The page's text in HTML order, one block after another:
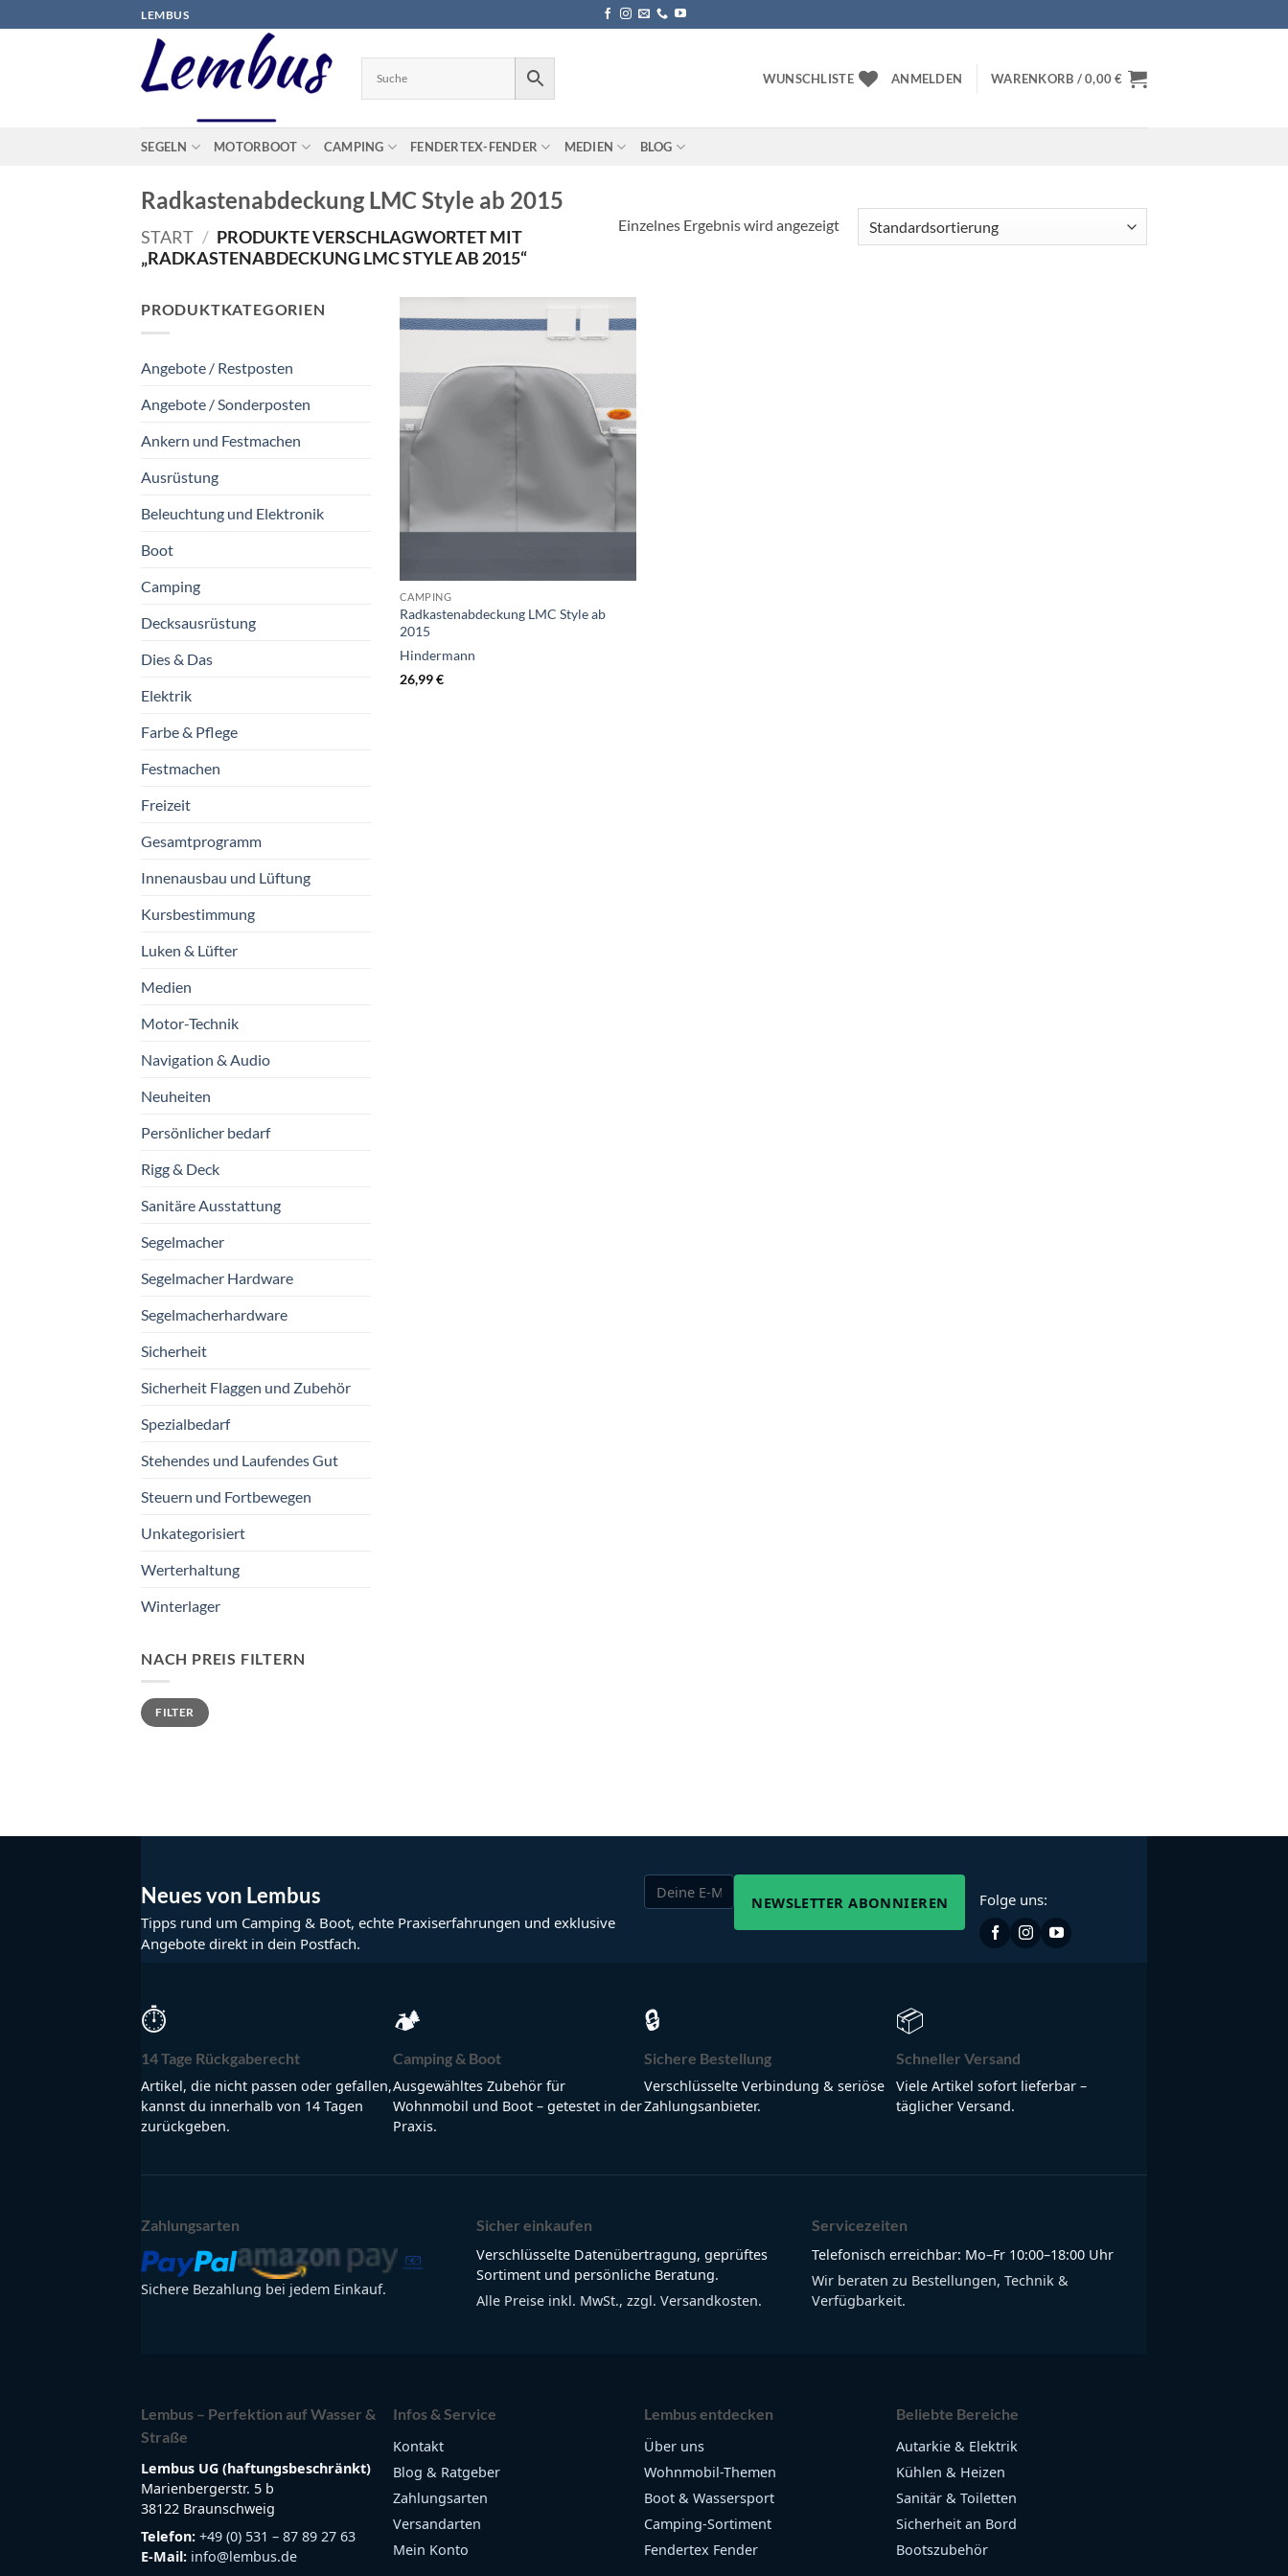
Inhalt
LEMBUS
WUNSCHLISTE ANMELDEN WARENKORB /0,00€
SEGELN MOTORBOOT CAMPING FENDERTEX-FENDER MEDIEN BLOG
Radkastenabdeckung LMC Style ab 2015
START / PRODUKTE VERSCHLAGWORTET MIT
„RADKASTENABDECKUNG LMC STYLE AB 2015“
Einzelnes Ergebnis wird angezeigt
PRODUKTKATEGORIEN
Angebote / Restposten
Angebote / Sonderposten
Ankern und Festmachen
Ausrüstung
Beleuchtung und Elektronik
Boot
Camping
Decksausrüstung
Dies & Das
Elektrik
Farbe & Pflege
Festmachen
Freizeit
Gesamtprogramm
Innenausbau und Lüftung
Kursbestimmung
Luken & Lüfter
Medien
Motor-Technik
Navigation & Audio
Neuheiten
Persönlicher bedarf
Rigg & Deck
Sanitäre Ausstattung
Segelmacher
Segelmacher Hardware
Segelmacherhardware
Sicherheit
Sicherheit Flaggen und Zubehör
Spezialbedarf
Stehendes und Laufendes Gut
Steuern und Fortbewegen
Unkategorisiert
Werterhaltung
Winterlager
NACH PREIS FILTERN
Min.
Preis
Max.
PreisFILTER
CAMPING
Radkastenabdeckung LMC Style ab
2015
Hindermann
26,99€
Neues von Lembus
Tipps rund um Camping & Boot, echte Praxiserfahrungen und exklusive
Angebote direkt in dein Postfach.
NEWSLETTER ABONNIEREN Folge uns:
⏱
14 Tage Rückgaberecht
Artikel, die nicht passen oder gefallen,
kannst du innerhalb von 14 Tagen
zurückgeben.
🏕
Camping & Boot
Ausgewähltes Zubehör für
Wohnmobil und Boot – getestet in der
Praxis.
🔒
Sichere Bestellung
Verschlüsselte Verbindung & seriöse
Zahlungsanbieter.
📦
Schneller Versand
Viele Artikel sofort lieferbar –
täglicher Versand.
Zahlungsarten
Sichere Bezahlung bei jedem Einkauf.
Sicher einkaufen
Verschlüsselte Datenübertragung, geprüftes
Sortiment und persönliche Beratung.
Alle Preise inkl. MwSt., zzgl. Versandkosten.
Servicezeiten
Telefonisch erreichbar: Mo–Fr 10:00–18:00 Uhr
Wir beraten zu Bestellungen, Technik &
Verfügbarkeit.
Lembus – Perfektion auf Wasser &
Straße
Lembus UG (haftungsbeschränkt)
Marienbergerstr. 5 b
38122 Braunschweig
Telefon: +49 (0) 531 – 87 89 27 63
E-Mail: info@lembus.de
Infos & Service
Kontakt
Blog & Ratgeber
Zahlungsarten
Versandarten
Mein Konto
Lembus entdecken
Über uns
Wohnmobil-Themen
Boot & Wassersport
Camping-Sortiment
Fendertex Fender
Beliebte Bereiche
Autarkie & Elektrik
Kühlen & Heizen
Sanitär & Toiletten
Sicherheit an Bord
Bootszubehör